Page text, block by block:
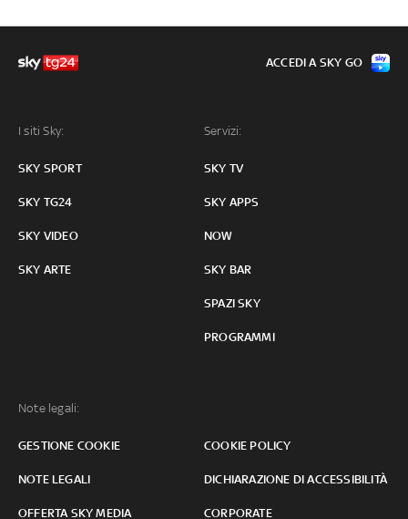
I siti Sky:
SKY SPORT
SKY TG24
SKY VIDEO
SKY ARTE
Servizi:
SKY TV
SKY APPS
NOW
SKY BAR
SPAZI SKY
PROGRAMMI
Note legali:
GESTIONE COOKIE COOKIE POLICY
NOTE LEGALI DICHIARAZIONE DI ACCESSIBILITÀ
OFFERTA SKY MEDIA CORPORATE
ACCEDI A SKY GO